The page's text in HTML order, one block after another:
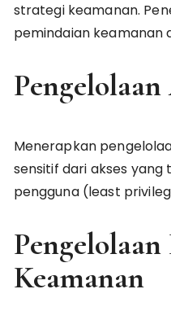
strategi keamanan.
pemindaian keamanan
Pengelolaan
Menerapkan
sensitif dari akses
pengguna (least
Keamanan